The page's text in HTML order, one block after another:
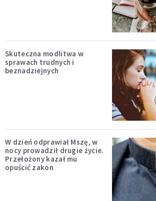
Skuteczna modlitwa w
sprawach trudnych i
beznadziejnych
W dzień odprawiał Mszę, w
nocy prowadził drugie życie.
Przełożony kazał mu
opuścić zakon